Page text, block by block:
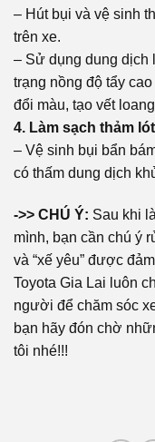
– Hút bụi và vệ sinh
trên xe.
– Sử dụng dung dịch
trạng nồng độ tẩy
đổi màu, tạo vết
4. Làm sạch thảm
– Vệ sinh bụi bẩn
có thấm dung dịch
->> CHÚ Ý: Sau khi
mình, bạn cần chú ý
và “xế yêu” được
Toyota Gia Lai luôn
người để chăm sóc
bạn hãy đón chờ
tôi nhé!!!